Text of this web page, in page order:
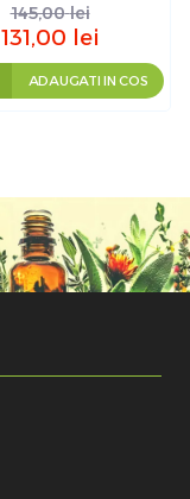
145,00 lei
131,00 lei
ADAUGATI IN COS